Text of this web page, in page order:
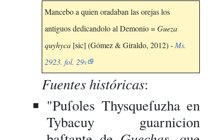
Mancebo a quien oradaban las orejas los
antiguos dedicandolo al Demonio =Gueza
quyhyca [sic] (Gómez & Giraldo, 2012) - Ms.
2923. fol. 29v
Fuentes históricas:
"Puſoles Thysqueſuzha en
Tybacuy guarnicion